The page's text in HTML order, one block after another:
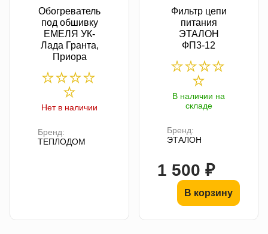
Обогреватель
под обшивку
ЕМЕЛЯ УК-
Лада Гранта,
Приора
Нет в наличии
Бренд:
ТЕПЛОДОМ
Фильтр цепи
питания
ЭТАЛОН
ФП3-12
В наличии на
складе
Бренд:
ЭТАЛОН
1 500 ₽
В корзину